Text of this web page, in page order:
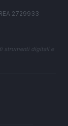
2729933
strumenti digitali e